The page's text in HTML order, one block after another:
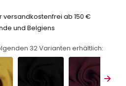
versandkostenfrei ab 150 €
und Belgiens
32Varianten erhältlich: